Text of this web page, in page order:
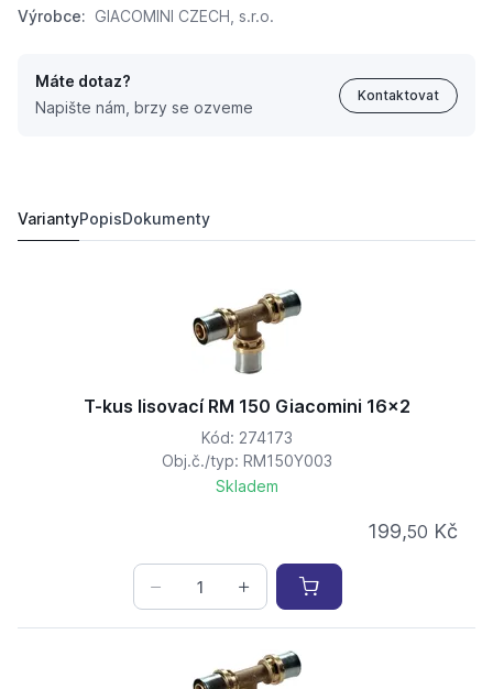
Výrobce: GIACOMINI CZECH, s.r.o.
Máte dotaz?
Napište nám, brzy se ozveme
Kontaktovat
VariantyPopisDokumenty
T-kus lisovací RM 150 Giacomini 16x2
Kód: 274173
Obj.č./typ: RM150Y003
Skladem
199,50 Kč